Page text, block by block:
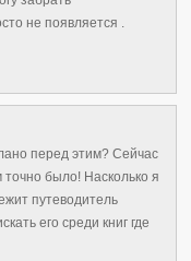
не появляется .
перед этим? Сейчас
точно было! Насколько я
путеводитель
его среди книг где